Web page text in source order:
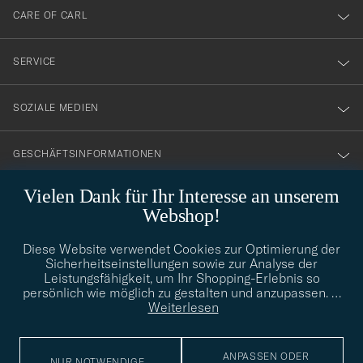
Vielen Dank für Ihr Interesse an unserem
Webshop!
Diese Website verwendet Cookies zur Optimierung der
Sicherheitseinstellungen sowie zur Analyse der
Leistungsfähigkeit, um Ihr Shopping-Erlebnis so
persönlich wie möglich zu gestalten und anzupassen. …
Weiterlesen
ANPASSEN ODER
till
vårt
nyhetsbrev!
CARE OF CARL
SERVICE
SOZIALE MEDIEN
GESCHÄFTSINFORMATIONEN
info@careofcarl.de
Benötigen Sie Hilfe bei der Suche nach Ihrem persönlichen Stil?
Wenden Sie sich an uns, wir helfen Ihnen gerne weiter!
STILBERATUNG